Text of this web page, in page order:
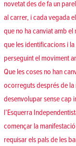
novetat des de fa un
al carrer, i cada vegada
que no ha canviat amb
que les identificacions i
perseguint el moviment
Que les coses no han
ocorreguts després de
desenvolupar sense cap
l’Esquerra
començar la
requisar els pals de les